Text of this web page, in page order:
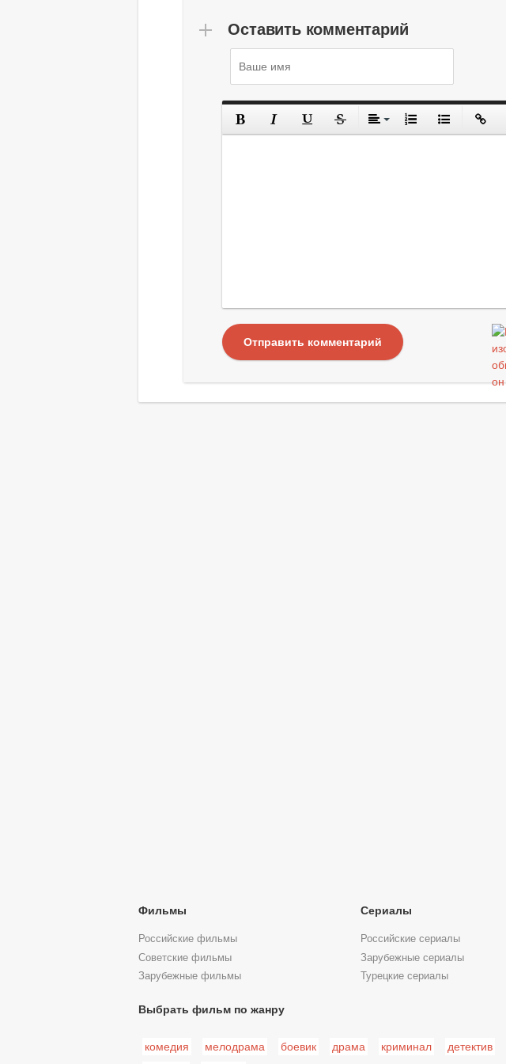
Оставить комментарий
Отправить комментарий
Фильмы
Российские фильмы
Советские фильмы
Зарубежные фильмы
Сериалы
Российские сериалы
Зарубежные сериалы
Турецкие сериалы
Выбрать фильм по жанру
комедия мелодрама боевик драма криминал детектив